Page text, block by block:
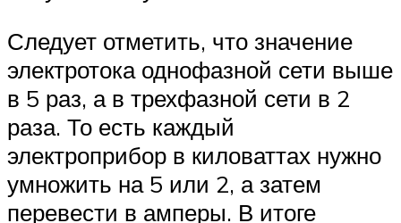
Следует отметить, что значение
электротока однофазной сети выше
в 5 раз, а в трехфазной сети в 2
раза. То есть каждый
электроприбор в киловаттах нужно
умножить на 5 или 2, а затем
перевести в амперы. В итоге